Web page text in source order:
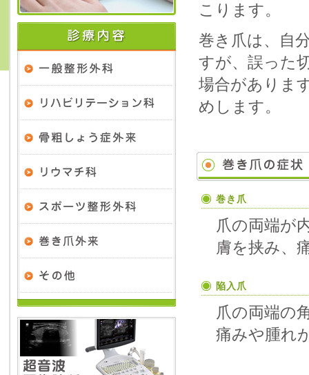
こります。
巻き爪は、自
すが、誤った
場合がありま
めします。
巻き爪
爪の両端が
膚を挟み、
陥入爪
爪の両端の
痛みや腫れ